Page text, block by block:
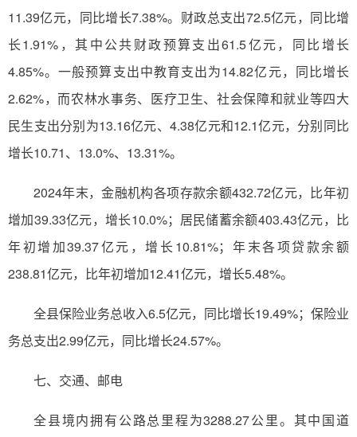
11.39亿元，同比增长7.38%。财政总支出72.5亿元，同比增
长1.91%，其中公共财政预算支出61.5亿元，同比增长
4.85%。一般预算支出中教育支出为14.82亿元，同比增长
2.62%，而农林水事务、医疗卫生、社会保障和就业等四大
民生支出分别为13.16亿元、4.38亿元和12.1亿元，分别同比
增长10.71、13.0%、13.31%。
2024年末，金融机构各项存款余额432.72亿元，比年初
增加39.33亿元，增长10.0%；居民储蓄余额403.43亿元，比
年初增加39.37亿元，增长10.81%；年末各项贷款余额
238.81亿元，比年初增加12.41亿元，增长5.48%。
全县保险业务总收入6.5亿元，同比增长19.49%；保险业
务总支出2.99亿元，同比增长24.57%。
七、交通、邮电
全县境内拥有公路总里程为3288.27公里。其中国道